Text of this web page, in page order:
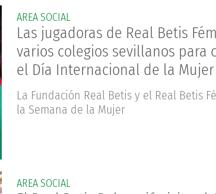
AREA SOCIAL
Las jugadoras de Real Betis
varios colegios sevillanos para
el Día Internacional de la Mujer
La Fundación Real Betis y el Real Betis
la Semana de la Mujer
AREA SOCIAL